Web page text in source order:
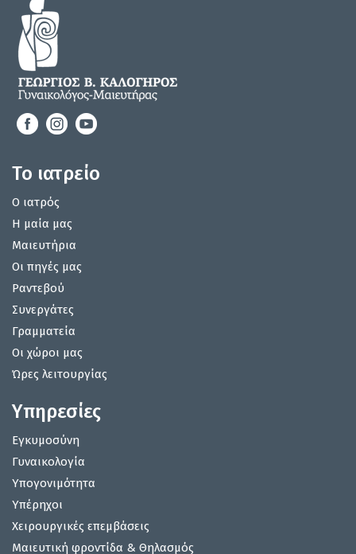
Το ιατρείο
Ο ιατρός
Η μαία μας
Μαιευτήρια
Οι πηγές μας
Ραντεβού
Συνεργάτες
Γραμματεία
Οι χώροι μας
Ώρες λειτουργίας
Υπηρεσίες
Εγκυμοσύνη
Γυναικολογία
Υπογονιμότητα
Υπέρηχοι
Χειρουργικές επεμβάσεις
Μαιευτική φροντίδα & Θηλασμός